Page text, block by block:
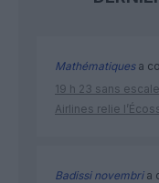
Mathématiquesa
19 h 23 sans
Airlines relie
Badissi novembria